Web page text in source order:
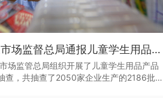
监督｜国家市场监督总局通报儿童学生用品产品2021年抽查情况
场监管总局组织开展了儿童学生用品产品
查，共抽查了2050家企业生产的2186批